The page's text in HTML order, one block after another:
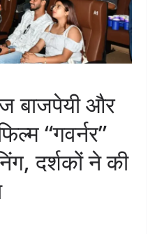
बाजपेयी और
“गवर्नर”
दर्शकों ने की